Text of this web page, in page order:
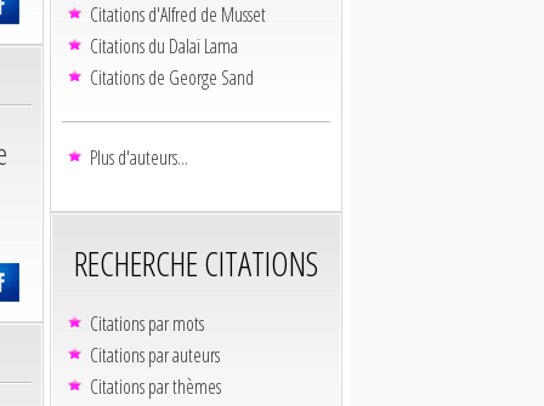
Citations d'Alfred de Musset
Citations du Dalaï Lama
Citations de George Sand
Plus d'auteurs...
RECHERCHE CITATIONS
Citations par mots
Citations par auteurs
Citations par thèmes